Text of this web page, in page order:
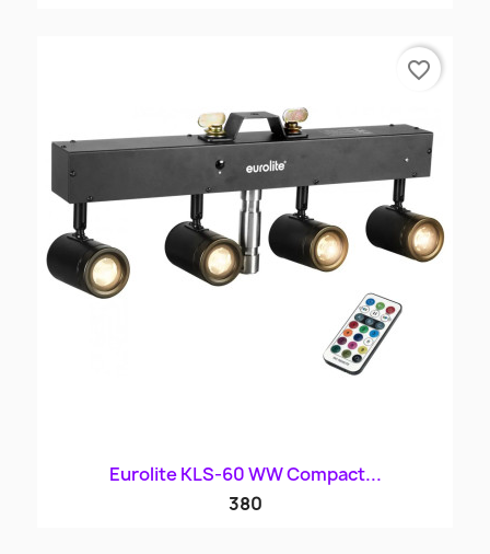
Eurolite KLS-60 WW Compact...
380
favorite_border